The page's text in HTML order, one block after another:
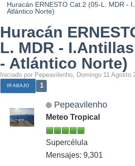
Huracán ERNESTO Cat.2 (05-L. MDR -
Atlántico Norte)
Huracán
L. MDR -
- Atlántico Norte)
Iniciado por Pepeavilenho, Domingo 11 Agosto
IR ABAJO 1
Pepeavilenho
Meteo Tropical
Supercélula
Mensajes: 9,301